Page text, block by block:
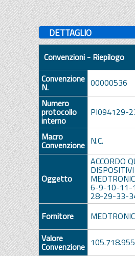
DETTAGLIO
Convenzioni - Riepilogo
Convenzione
N.
00000536
Numero
protocollo
interno
PI094129-
Macro
Convenzione N.C.
Oggetto
ACCORDO
6-9-10-11-
28-29-33-
Fornitore
Valore
Convenzione